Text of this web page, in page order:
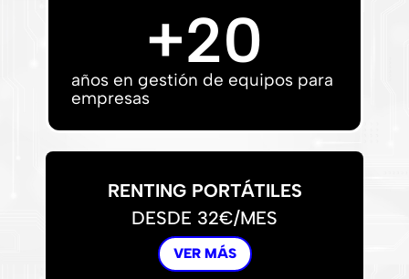
años en gestión de equipos para
empresas
+20
RENTING PORTÁTILES
DESDE 32€/MES
VER MÁS